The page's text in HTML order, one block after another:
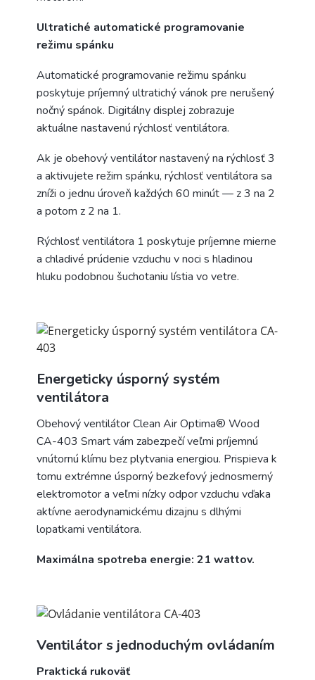
Ultratiché automatické programovanie
režimu spánku
Automatické programovanie režimu spánku
poskytuje príjemný ultratichý vánok pre nerušený
nočný spánok. Digitálny displej zobrazuje
aktuálne nastavenú rýchlosť ventilátora.
Ak je obehový ventilátor nastavený na rýchlosť 3
a aktivujete režim spánku, rýchlosť ventilátora sa
zníži o jednu úroveň každých 60 minút — z 3 na 2
a potom z 2 na 1.
Rýchlosť ventilátora 1 poskytuje príjemne mierne
a chladivé prúdenie vzduchu v noci s hladinou
hluku podobnou šuchotaniu lístia vo vetre.
Energeticky úsporný systém
ventilátora
Obehový ventilátor Clean Air Optima® Wood
CA-403 Smart vám zabezpečí veľmi príjemnú
vnútornú klímu bez plytvania energiou. Prispieva k
tomu extrémne úsporný bezkefový jednosmerný
elektromotor a veľmi nízky odpor vzduchu vďaka
aktívne aerodynamickému dizajnu s dlhými
lopatkami ventilátora.
Maximálna spotreba energie: 21 wattov.
Ventilátor s jednoduchým ovládaním
Praktická rukoväť